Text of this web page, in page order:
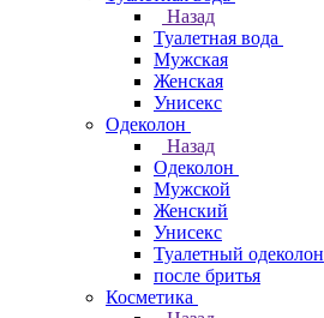
Назад
Туалетная вода
Мужская
Женская
Унисекс
Одеколон
Назад
Одеколон
Мужской
Женский
Унисекс
Туалетный одеколон
после бритья
Косметика